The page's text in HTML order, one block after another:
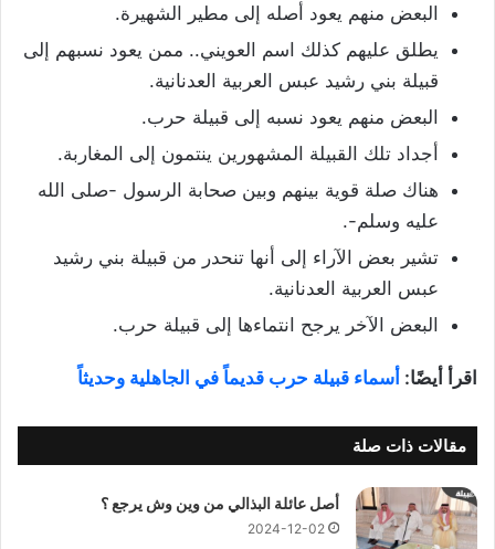
البعض منهم يعود أصله إلى مطير الشهيرة.
يطلق عليهم كذلك اسم العويني.. ممن يعود نسبهم إلى
قبيلة بني رشيد عبس العربية العدنانية.
البعض منهم يعود نسبه إلى قبيلة حرب.
أجداد تلك القبيلة المشهورين ينتمون إلى المغاربة.
هناك صلة قوية بينهم وبين صحابة الرسول -صلى الله
عليه وسلم-.
تشير بعض الآراء إلى أنها تنحدر من قبيلة بني رشيد
عبس العربية العدنانية.
البعض الآخر يرجح انتماءها إلى قبيلة حرب.
اقرأ أيضًا: أسماء قبيلة حرب قديماً في الجاهلية وحديثاً
مقالات ذات صلة
أصل عائلة البذالي من وين وش يرجع ؟
2024-12-02